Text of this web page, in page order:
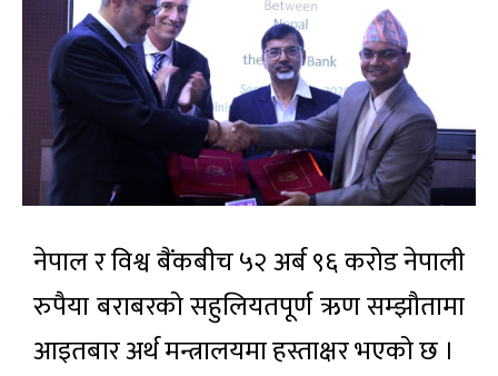
नेपाल र विश्व बैंकबीच ५२ अर्ब ९६ करोड नेपाली
रुपैया बराबरको सहुलियतपूर्ण ऋण सम्झौतामा
आइतबार अर्थ मन्त्रालयमा हस्ताक्षर भएको छ ।